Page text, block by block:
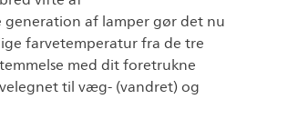
generation af lamper gør det nu
farvetemperatur fra de tre
med dit foretrukne
til væg- (vandret) og